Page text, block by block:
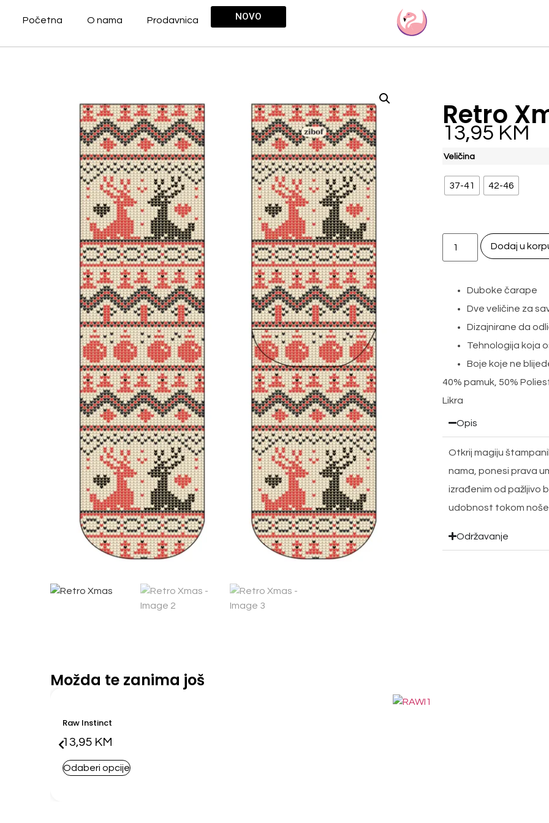
Početna O nama Prodavnica NOVO
Retro
13,95 KM
Veličina
37-41 42-46
Dodaj u
Duboke čarape
Dve veličine za
Dizajnirane da
Tehnologija koja
Boje koje ne
40% pamuk, 50%
Likra
Opis
Otkrij magiju
nama, ponesi prava
izrađenim od pažljivo
udobnost tokom
Održavanje
Možda te zanima još
Raw Instinct
13,95 KM
Odaberi opcije